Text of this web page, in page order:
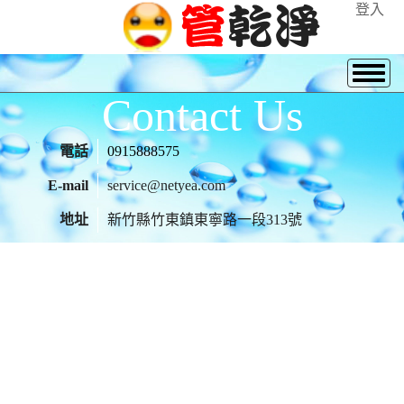
登入
Contact Us
電話 0915888575
E-mail service@netyea.com
地址 新竹縣竹東鎮東寧路一段313號